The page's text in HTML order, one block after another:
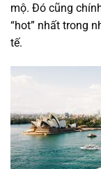
mộ. Đó cũng
“hot” nhất trong
tế.